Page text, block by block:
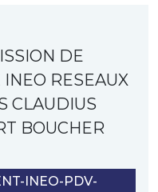
DE
RESEAUX
CLAUDIUS
BOUCHER
INEO-PDV-